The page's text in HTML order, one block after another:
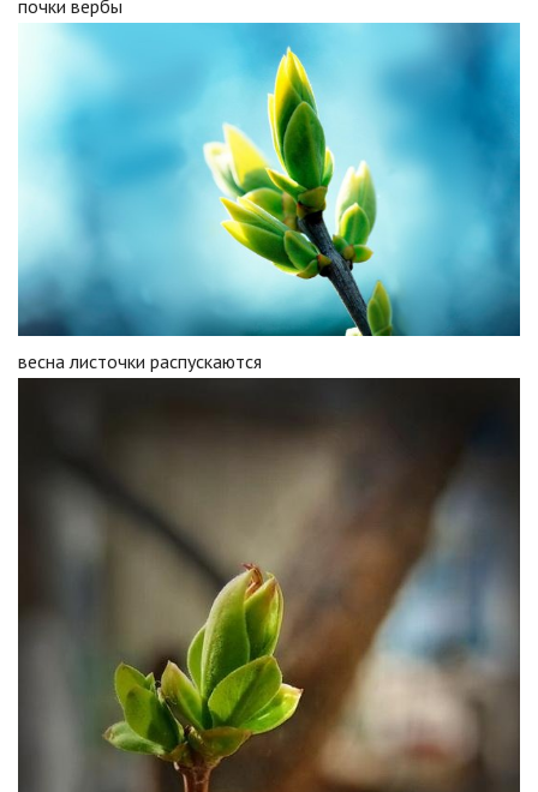
почки вербы
весна листочки распускаются